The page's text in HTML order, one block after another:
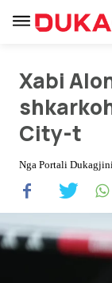
Lajme
Sport
Art Jete
Xabi
City-t
Nga Portali